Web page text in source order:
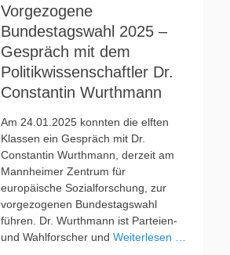
Vorgezogene
Bundestagswahl 2025 –
Gespräch mit dem
Politikwissenschaftler Dr.
Constantin Wurthmann
Am 24.01.2025 konnten die elften
Klassen ein Gespräch mit Dr.
Constantin Wurthmann, derzeit am
Mannheimer Zentrum für
europäische Sozialforschung, zur
vorgezogenen Bundestagswahl
führen. Dr. Wurthmann ist Parteien-
und Wahlforscher und Weiterlesen …